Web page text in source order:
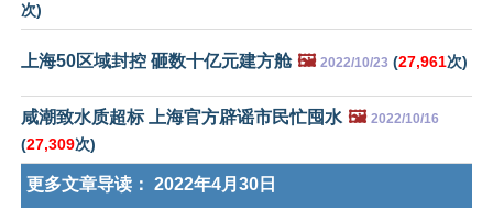
次)
上海50区域封控 砸数十亿元建方舱 🖼️ 2022/10/23 (27,961次)
咸潮致水质超标 上海官方辟谣市民忙囤水 🖼️ 2022/10/16
(27,309次)
更多文章导读： 2022年4月30日